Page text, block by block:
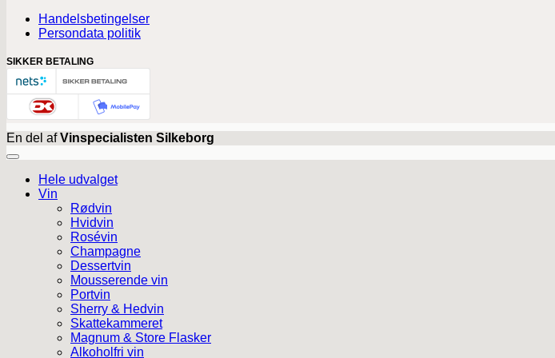
Handelsbetingelser
Persondata politik
SIKKER BETALING
En del afVinspecialisten Silkeborg
Hele udvalget
Vin
Rødvin
Hvidvin
Rosévin
Champagne
Dessertvin
Mousserende vin
Portvin
Sherry & Hedvin
Skattekammeret
Magnum & Store Flasker
Alkoholfri vin